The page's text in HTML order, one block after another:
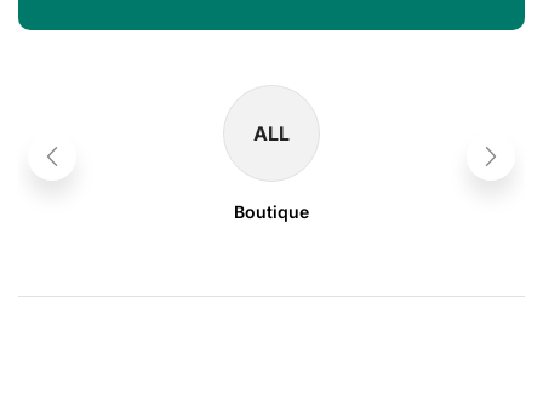
ALL
Boutique